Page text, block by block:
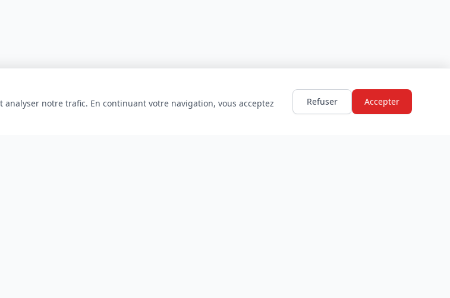
notre trafic. En continuant votre navigation, vous acceptez
Refuser Accepter